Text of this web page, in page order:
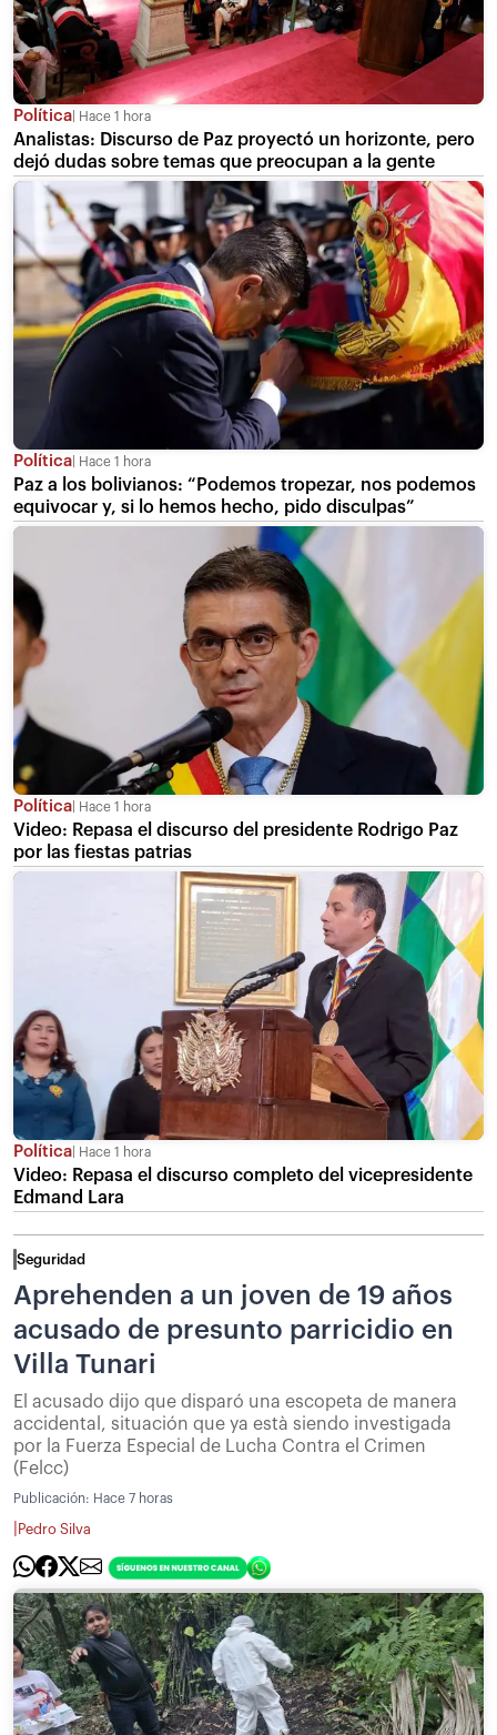
Política Hace 1 hora
Analistas: Discurso de Paz proyectó un horizonte, pero
dejó dudas sobre temas que preocupan a la gente
Política Hace 1 hora
Paz a los bolivianos: “Podemos tropezar, nos podemos
equivocar y, si lo hemos hecho, pido disculpas”
Política Hace 1 hora
Video: Repasa el discurso del presidente Rodrigo Paz
por las fiestas patrias
Política Hace 1 hora
Video: Repasa el discurso completo del vicepresidente
Edmand Lara
Seguridad
Aprehenden a un joven de 19 años
acusado de presunto parricidio en
Villa Tunari
El acusado dijo que disparó una escopeta de manera
accidental, situación que ya està siendo investigada
por la Fuerza Especial de Lucha Contra el Crimen
(Felcc)
Publicación: Hace 7 horas
Pedro Silva